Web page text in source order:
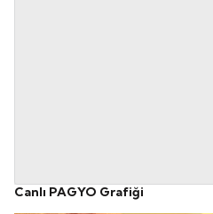
Canlı PAGYO Grafiği